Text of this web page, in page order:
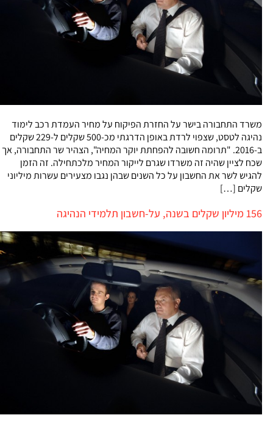
משרד התחבורה בישר על החזרת הפיקוח על מחיר העמדת רכב לימוד
נהיגה לטסט, שצפוי לרדת באופן הדרגתי מכ-500 שקלים ל-229 שקלים
ב-2016. "תרומה חשובה להפחתת יוקר המחיה", הצהיר שר התחבורה, אך
שכח לציין שהיה זה משרדו שגרם לייקור המחיר מלכתחילה. זה הזמן
להגיש לשר את החשבון על כל השנים שבהן נגבו מצעירים עשרות מיליוני
שקלים […]
156 מיליון שקלים בשנה, על-חשבון תלמידי הנהיגה